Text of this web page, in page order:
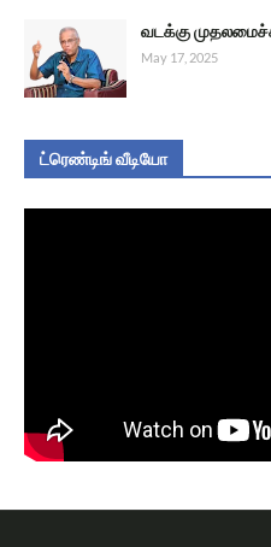
வடக்கு
May 17, 2025
ட்ரெண்டிங் வீடியோ